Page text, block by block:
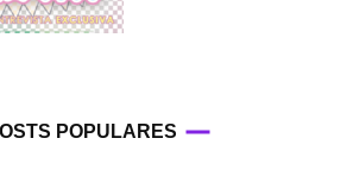
POPULARES